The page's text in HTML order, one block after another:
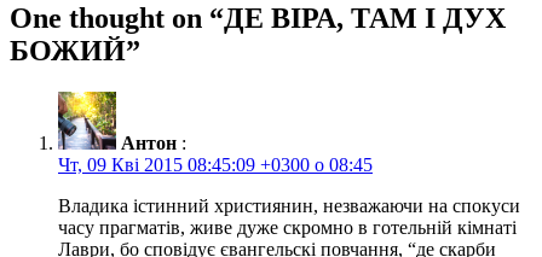
One thought on “ДЕ ВІРА, ТАМ І ДУХ
БОЖИЙ”
Антон :
Чт, 09 Кві 2015 08:45:09 +0300 о 08:45
Владика істинний християнин, незважаючи на спокуси
часу прагматів, живе дуже скромно в готельній кімнаті
Лаври, бо сповідує євангельскі повчання, “де скарби